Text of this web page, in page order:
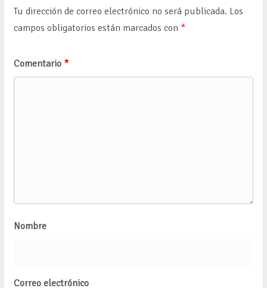
Tu dirección de correo electrónico no será publicada. Los
campos obligatorios están marcados con *
Comentario *
Nombre
Correo electrónico